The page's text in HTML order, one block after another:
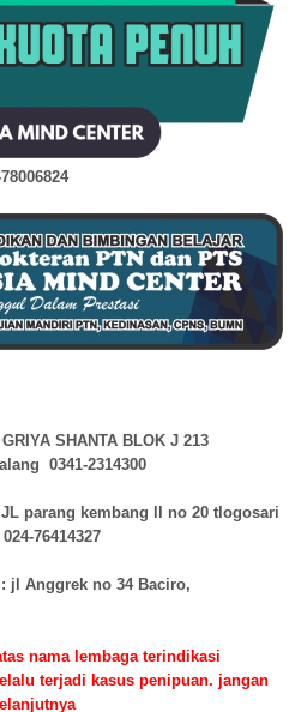
SHANTA BLOK J 213
0341-2314300
parang kembang ll no 20 tlogosari
76414327
no 34 Baciro,
nama lembaga terindikasi
terjadi kasus penipuan. jangan